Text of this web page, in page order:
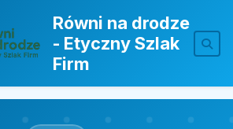
Równi na drodze
- Etyczny Szlak
Firm